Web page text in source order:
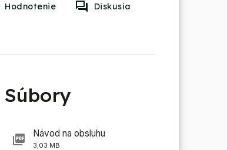
Hodnotenie Diskusia
Súbory
Návod na obsluhu
3,03 MB